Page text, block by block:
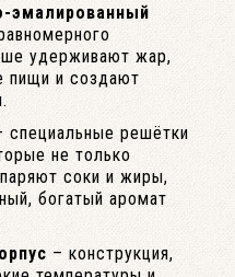
эмалированный
удерживают жар,
пищи и создают
специальные решётки
не только
соки и жиры,
богатый аромат
– конструкция,